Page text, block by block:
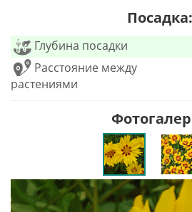
Посадка:
Глубина посадки
Расстояние между
растениями